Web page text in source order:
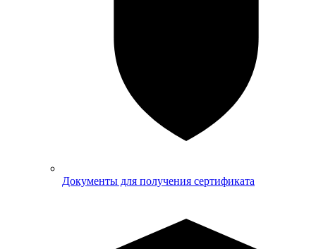
Документы для получения сертификата